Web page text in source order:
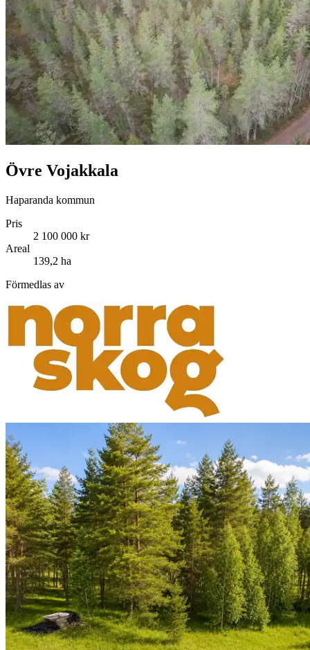
Övre Vojakkala
Haparanda kommun
Pris
2 100 000 kr
Areal
139,2 ha
Förmedlas av